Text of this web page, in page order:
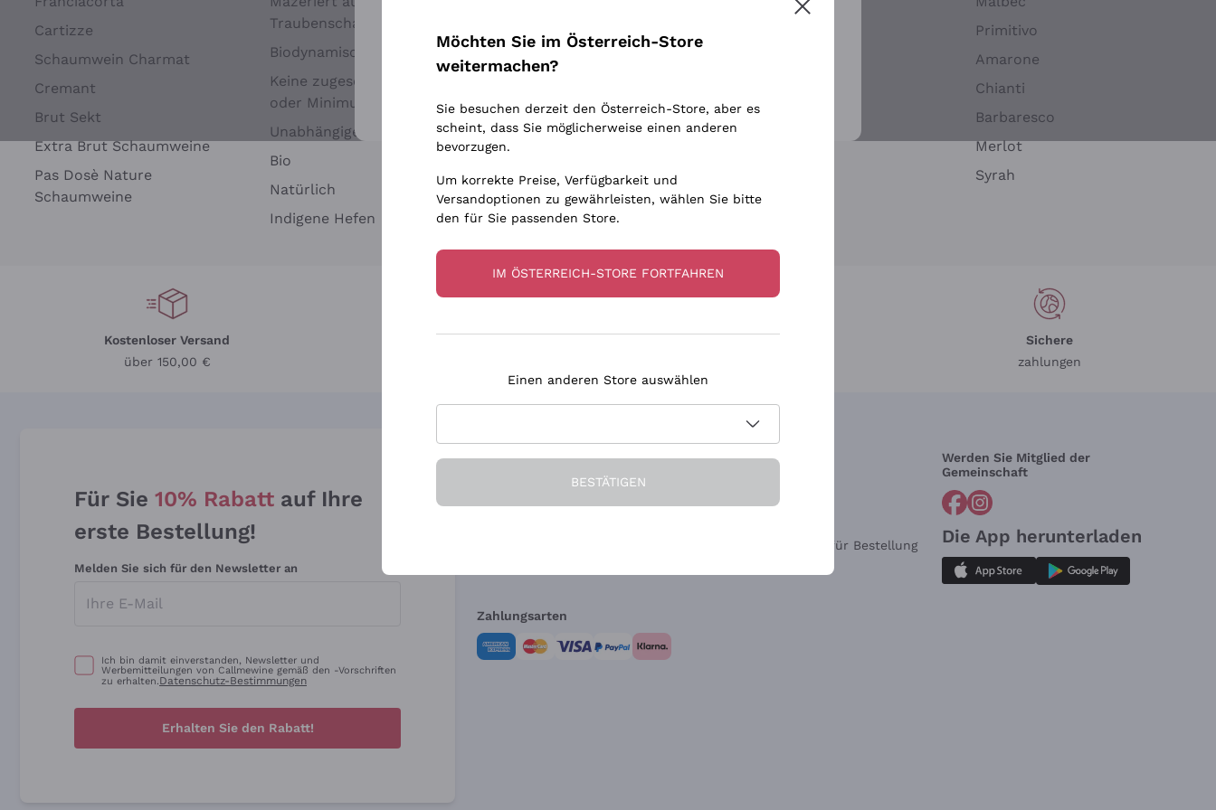
Cartizze
Schaumwein Charmat
Cremant
Brut Sekt
Extra Brut Schaumweine
Pas Dosè Nature
Schaumweine
Traubenschalen
Biodynamisch
Keine zugesetzten Sulfite
oder Minimum
Unabhängige Weinbauern
Bio
Natürlich
Indigene Hefen
Occhipinti Arianna
Biondi Santi
Argiolas
Zenato
Ca' dei Frati
Chardonnay
Primitivo
Amarone
Chianti
Barbaresco
Merlot
Syrah
Kostenloser Versand
über 150,00 €
Sichere
zahlungen
Für Sie 10% Rabatt auf Ihre
erste Bestellung!
Melden Sie sich für den Newsletter an
Ich bin damit einverstanden, Newsletter und
Werbemitteilungen von Callmewine gemäß den -Vorschriften
zu erhalten.Datenschutz-Bestimmungen
Erhalten Sie den Rabatt!
Die Firma Brauchen Sie Hilfe?
Widerrufsformular für Bestellung
Werden Sie Mitglied der
Gemeinschaft
Die App herunterladen
Zahlungsarten
Weitere Informationen finden Sie in unserem Datenschutz-Bestimmungen
Möchten Sie im Österreich-Store
weitermachen?
Sie besuchen derzeit den Österreich-Store, aber es
scheint, dass Sie möglicherweise einen anderen
bevorzugen.
Um korrekte Preise, Verfügbarkeit und
Versandoptionen zu gewährleisten, wählen Sie bitte
den für Sie passenden Store.
IM ÖSTERREICH-STORE FORTFAHREN
Einen anderen Store auswählen
BESTÄTIGEN